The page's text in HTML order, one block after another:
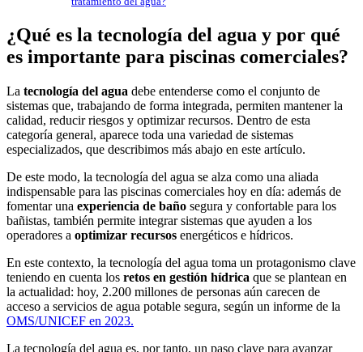
¿Qué es la tecnología del agua y por qué
es importante para piscinas comerciales?
La tecnología del agua debe entenderse como el conjunto de
sistemas que, trabajando de forma integrada, permiten mantener la
calidad, reducir riesgos y optimizar recursos. Dentro de esta
categoría general, aparece toda una variedad de sistemas
especializados, que describimos más abajo en este artículo.
De este modo, la tecnología del agua se alza como una aliada
indispensable para las piscinas comerciales hoy en día: además de
fomentar una experiencia de baño segura y confortable para los
bañistas, también permite integrar sistemas que ayuden a los
operadores a optimizar recursos energéticos e hídricos.
En este contexto, la tecnología del agua toma un protagonismo clave
teniendo en cuenta los retos en gestión hídrica que se plantean en
la actualidad: hoy, 2.200 millones de personas aún carecen de
acceso a servicios de agua potable segura, según un informe de la
OMS/UNICEF en 2023.
La tecnología del agua es, por tanto, un paso clave para avanzar